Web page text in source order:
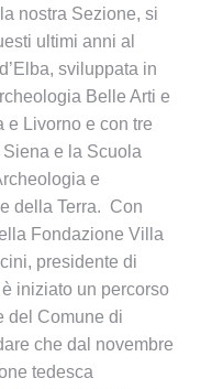
nostra Sezione, si
ultimi anni al
sviluppata in
Belle Arti e
e Livorno e con tre
Siena e la Scuola
e
della Terra. Con
Fondazione Villa
presidente di
iniziato un percorso
del Comune di
che dal novembre
tedesca